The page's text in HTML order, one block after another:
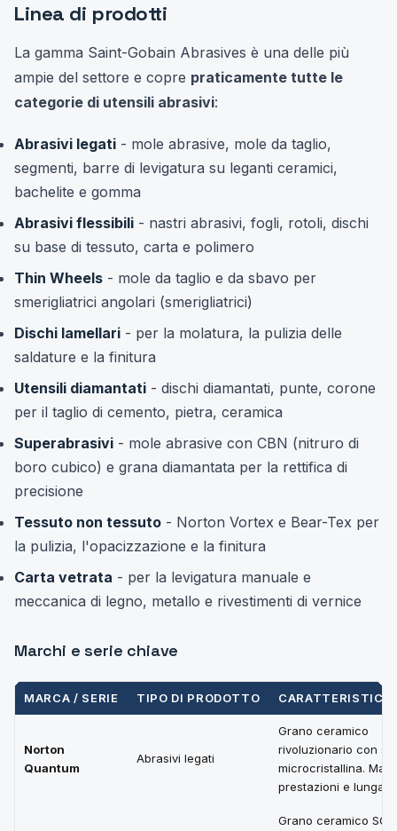
Linea di prodotti
La gamma Saint-Gobain Abrasives è una delle più
ampie del settore e copre praticamente tutte le
categorie di utensili abrasivi:
Abrasivi legati - mole abrasive, mole da taglio,
segmenti, barre di levigatura su leganti ceramici,
bachelite e gomma
Abrasivi flessibili - nastri abrasivi, fogli, rotoli, dischi
su base di tessuto, carta e polimero
Thin Wheels - mole da taglio e da sbavo per
smerigliatrici angolari (smerigliatrici)
Dischi lamellari - per la molatura, la pulizia delle
saldature e la finitura
Utensili diamantati - dischi diamantati, punte, corone
per il taglio di cemento, pietra, ceramica
Superabrasivi - mole abrasive con CBN (nitruro di
boro cubico) e grana diamantata per la rettifica di
precisione
Tessuto non tessuto - Norton Vortex e Bear-Tex per
la pulizia, l'opacizzazione e la finitura
Carta vetrata - per la levigatura manuale e
meccanica di legno, metallo e rivestimenti di vernice
Marchi e serie chiave
MARCA / SERIE TIPO DI PRODOTTO CARATTERISTICA
Norton
Quantum
Abrasivi legati
Grano ceramico
rivoluzionario con
microcristallina.
prestazioni e lunga
Grano ceramico SG